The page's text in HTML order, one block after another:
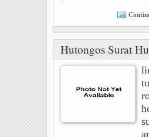
Hutongos Surat Hu